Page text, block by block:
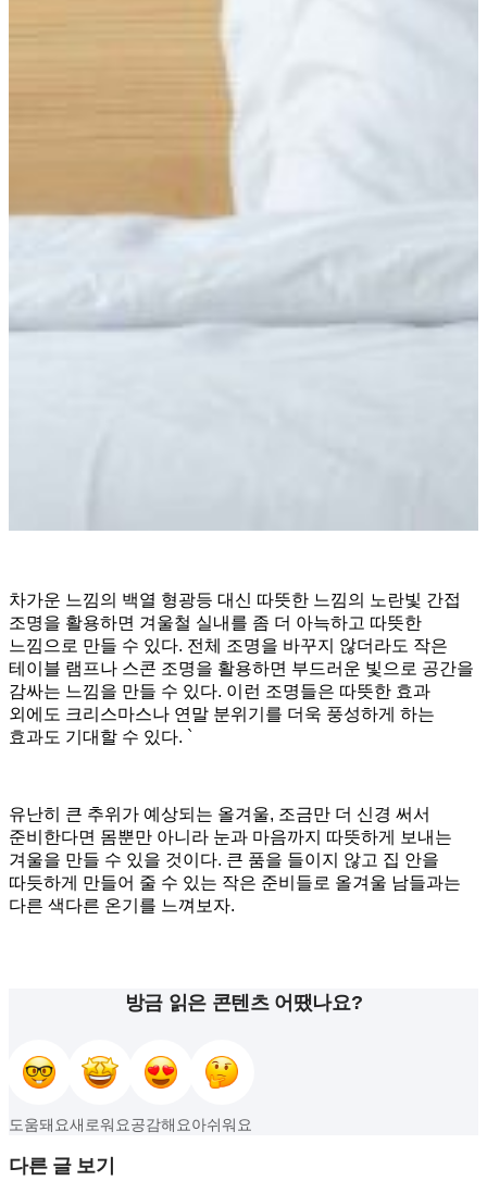
차가운 느낌의 백열 형광등 대신 따뜻한 느낌의 노란빛 간접
조명을 활용하면 겨울철 실내를 좀 더 아늑하고 따뜻한
느낌으로 만들 수 있다. 전체 조명을 바꾸지 않더라도 작은
테이블 램프나 스콘 조명을 활용하면 부드러운 빛으로 공간을
감싸는 느낌을 만들 수 있다. 이런 조명들은 따뜻한 효과
외에도 크리스마스나 연말 분위기를 더욱 풍성하게 하는
효과도 기대할 수 있다. `
유난히 큰 추위가 예상되는 올겨울, 조금만 더 신경 써서
준비한다면 몸뿐만 아니라 눈과 마음까지 따뜻하게 보내는
겨울을 만들 수 있을 것이다. 큰 품을 들이지 않고 집 안을
따듯하게 만들어 줄 수 있는 작은 준비들로 올겨울 남들과는
다른 색다른 온기를 느껴보자.
방금 읽은 콘텐츠 어땠나요?
도움돼요새로워요공감해요아쉬워요
다른 글 보기